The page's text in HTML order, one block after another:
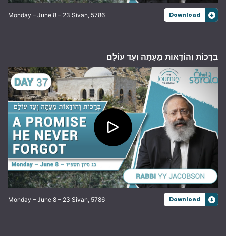
Monday – June 8 – 23 Sivan, 5786 Download
בְּרָכוֹת וְהוֹדָאוֹת מֵעַתָּה וְעַד עוֹלָם
Monday – June 8 – 23 Sivan, 5786 Download